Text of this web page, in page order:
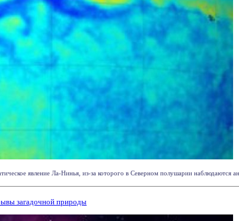
явление Ла-Нинья, из-за которого в Северном полушарии наблюдаются
загадочной природы